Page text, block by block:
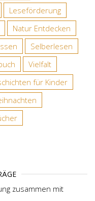
Leseförderung
Natur Entdecken
Selberlesen
Vielfalt
für Kinder
zusammen mit